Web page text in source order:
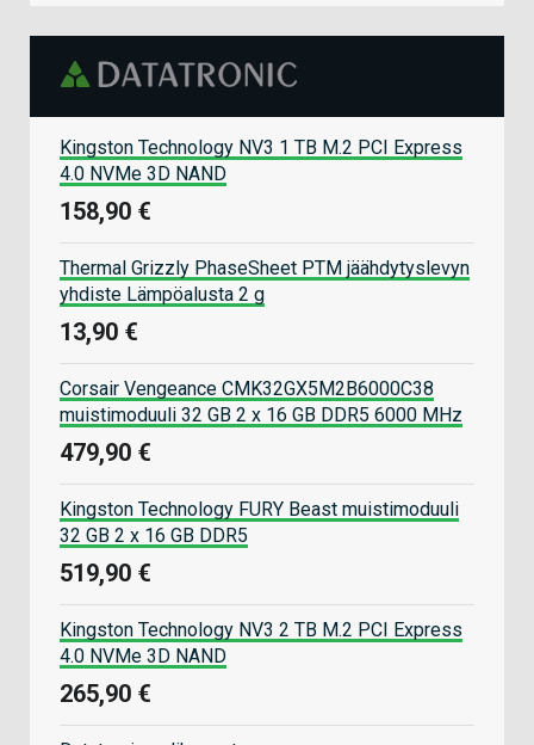
Kingston Technology NV3 1 TB M.2 PCI Express
4.0 NVMe 3D NAND
158,90 €
Thermal Grizzly PhaseSheet PTM jäähdytyslevyn
yhdiste Lämpöalusta 2 g
13,90 €
Corsair Vengeance CMK32GX5M2B6000C38
muistimoduuli 32 GB 2 x 16 GB DDR5 6000 MHz
479,90 €
Kingston Technology FURY Beast muistimoduuli
32 GB 2 x 16 GB DDR5
519,90 €
Kingston Technology NV3 2 TB M.2 PCI Express
4.0 NVMe 3D NAND
265,90 €